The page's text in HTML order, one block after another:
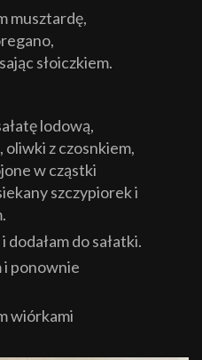
musztardę,
słoiczkiem.
lodową,
oliwki z czosnkiem,
w cząstki
szczypiorek i
dodałam do sałatki.
i ponownie
wiórkami